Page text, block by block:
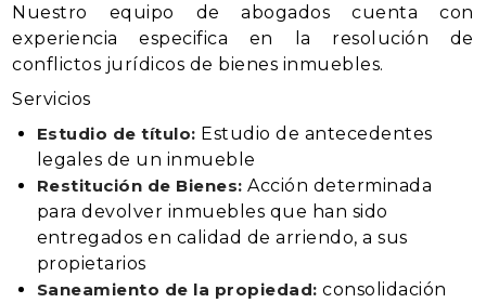
Nuestro equipo de abogados cuenta con
experiencia especifica en la resolución de
conflictos jurídicos de bienes inmuebles.
Servicios
Estudio de título: Estudio de antecedentes
legales de un inmueble
Restitución de Bienes:Acción determinada
para devolver inmuebles que han sido
entregados en calidad de arriendo, a sus
propietarios
Saneamiento de la propiedad: consolidación